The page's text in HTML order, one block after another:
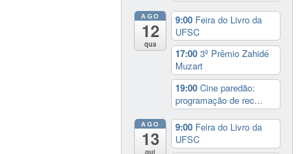
AGO
12
qua
9:00 Feira do Livro da
UFSC
17:003º Prêmio Zahidé
Muzart
19:00Cine paredão:
programação de rec...
AGO
13
qui
9:00 Feira do Livro da
UFSC